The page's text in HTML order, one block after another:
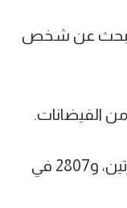
البحث عن شخص
الفيضانات.
ووفقًا لبيان إدارة الكوارث والطوارئ، يقوم ما يقرب من 950 عاملاً في بارتين، و2807 في